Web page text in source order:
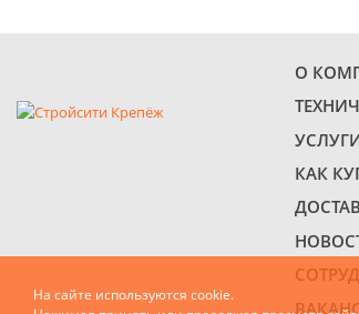
О
КАК
На сайте используются cookie.